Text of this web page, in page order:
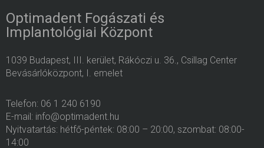
Optimadent Fogászati és
Implantológiai Központ
1039 Budapest, III. kerület, Rákóczi u. 36., Csillag Center
Bevásárlóközpont, I. emelet
Telefon: 06 1 240 6190
E-mail: info@optimadent.hu
Nyitvatartás: hétfő-péntek: 08:00 – 20:00, szombat: 08:00-
14:00